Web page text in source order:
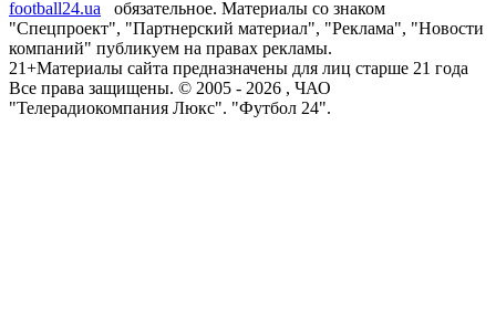
football24.ua
обязательное. Материалы со знаком
"Спецпроект", "Партнерский материал", "Реклама", "Новости
компаний" публикуем на правах рекламы.
21+Материалы сайта предназначены для лиц старше 21 года
Все права защищены. © 2005 - 2026 , ЧАО
"Телерадиокомпания Люкс". "Футбол 24".